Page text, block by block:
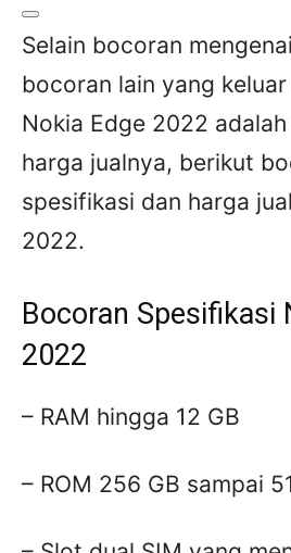
Selain bocoran
bocoran lain yang
Nokia Edge 2022
harga jualnya, berikut
spesifikasi dan harga
2022.
Bocoran Spesifikasi
2022
– RAM hingga 12 GB
– ROM 256 GB sampai